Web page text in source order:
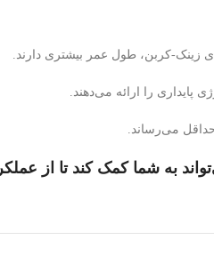
زینک-کربن، طول عمر بیشتری دارند.
پایداری را ارائه می‌دهند.
می‌رساند.